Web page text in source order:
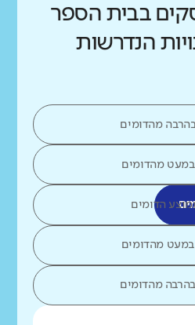
בבית הספר
הנדרשות
מהדומים
במעט מהדומים
הדומים
במעט מהדומים
מהדומים